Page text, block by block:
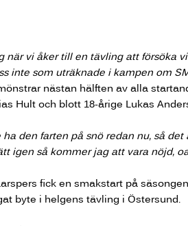
när vi åker till en tävling att försöka
inte som uträknade i kampen om
nästan hälften av alla
Hult och blott 18-årige Lukas
den farten på snö redan nu, så
igen så kommer jag att vara nöjd,
fick en smakstart på
byte i helgens tävling i Östersund.